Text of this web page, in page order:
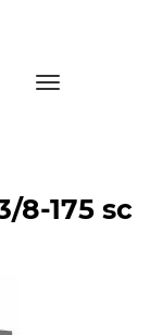
Toggle
8-175 sc